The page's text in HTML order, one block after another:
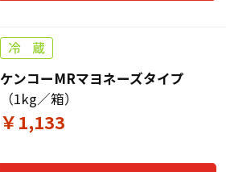
ケンコーMRマヨネーズタイプ
（1kg／箱）
￥1,133